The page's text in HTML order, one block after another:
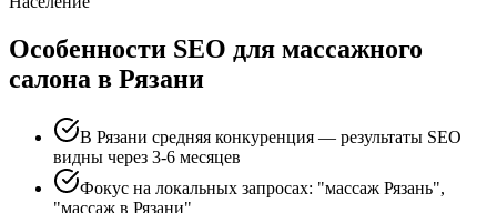
Особенности SEO для массажного
салона в Рязани
В Рязани средняя конкуренция — результаты SEO
видны через 3-6 месяцев
Фокус на локальных запросах: "массаж Рязань",
"массаж в Рязани"